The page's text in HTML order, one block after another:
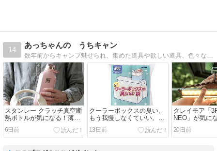
14
あっちゃんの うちキャン
数年前からキャンプ魅せられ、集めた道具や欲しい道具、色々なキャンプ道具を比較してみたりして妄想を膨らませ、あれこれ勝手に書いてるブログです
スタンレー クラッチ真空断
熱ボトルが気になる！薄型
で持ち運びやすい新作水筒
をチェック
6日前
クーラーボックスの臭い、
もう我慢しなくていい。
BOS「臭わない袋」が地味
に神アイテムかもしれない
13日前
クレイモア「
NEO」が気に
9500ルーメン
ン！！
20日前